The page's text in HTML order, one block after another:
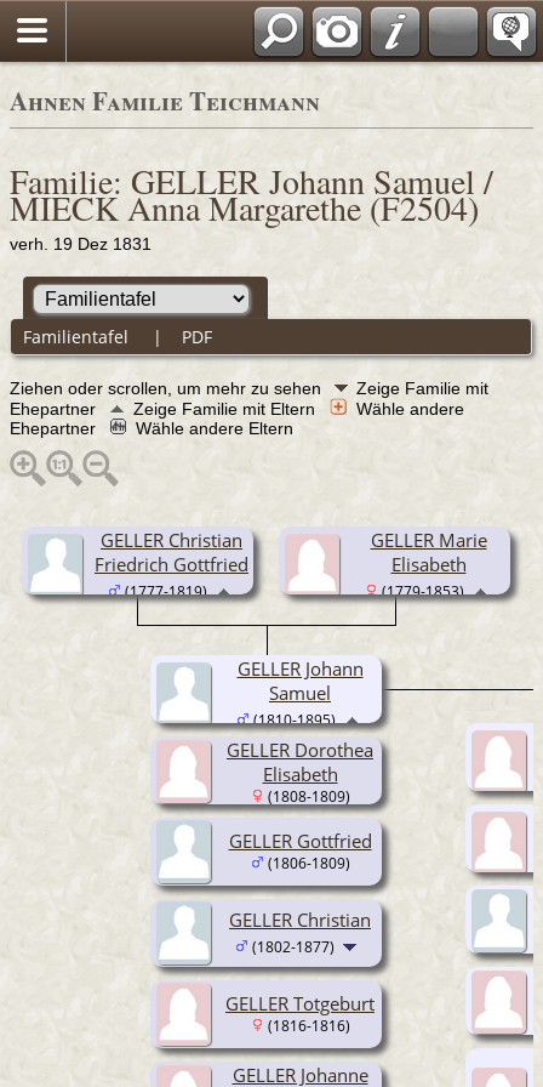
Ahnen Familie Teichmann
Familie: GELLER Johann Samuel /
MIECK Anna Margarethe (F2504)
verh. 19 Dez 1831
Familientafel | PDF
Ziehen oder scrollen, um mehr zu sehen
Zeige Familie mit
Ehepartner
Zeige Familie mit Eltern
Wähle andere
Ehepartner
Wähle andere Eltern
GELLER Christian
Friedrich Gottfried
(1777-1819)
GELLER Marie
Elisabeth
(1779-1853)
GELLER Dorothea
Elisabeth
(1808-1809)
GELLER Gottfried
(1806-1809)
GELLER Christian
(1802-1877)
GELLER Totgeburt
(1816-1816)
GELLER Johanne
GELLER Johann
Samuel
(1810-1895)